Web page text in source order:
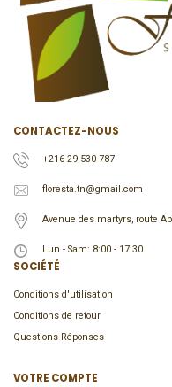
CONTACTEZ-NOUS
+216 29 530 787
floresta.tn@gmail.com
Avenue des martyrs, route
Lun - Sam: 8:00 - 17:30
SOCIÉTÉ
Conditions d'utilisation
Conditions de retour
Questions-Réponses
VOTRE COMPTE